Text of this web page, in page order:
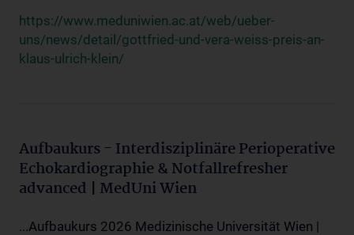
https://www.meduniwien.ac.at/web/ueber-
uns/news/detail/gottfried-und-vera-weiss-preis-an-
klaus-ulrich-klein/
Aufbaukurs - Interdisziplinäre Perioperative
Echokardiographie & Notfallrefresher
advanced | MedUni Wien
...Aufbaukurs 2026 Medizinische Universität Wien |